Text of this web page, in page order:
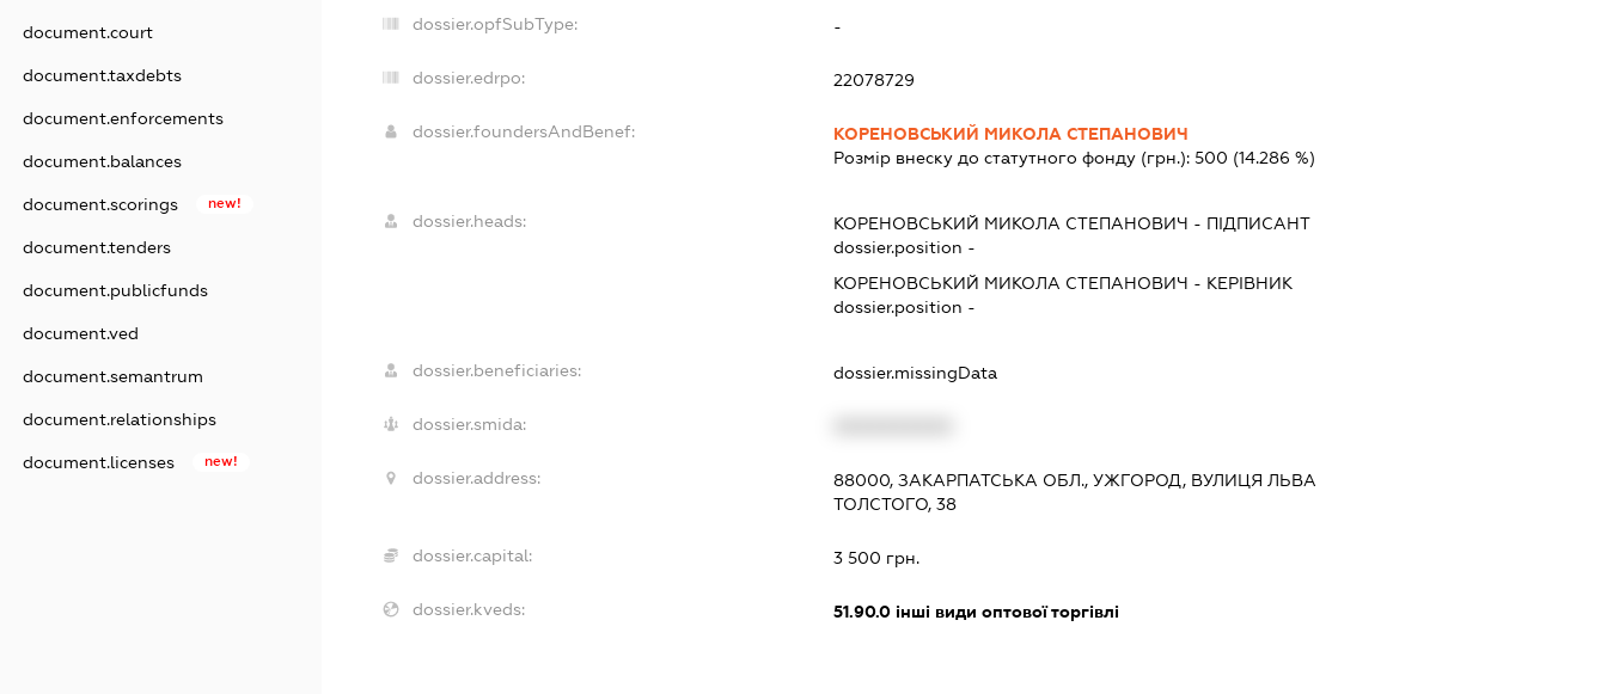
document.court
document.taxdebts
document.enforcements
document.balances
document.scorings new!
document.tenders
document.publicfunds
document.ved
document.semantrum
document.relationships
document.licenses new!
dossier.opfSubType: -
dossier.edrpo: 22078729
dossier.foundersAndBenef:
КОРЕНОВСЬКИЙ МИКОЛА СТЕПАНОВИЧ
Розмір внеску до статутного фонду (грн.):500 (14.286 %)
dossier.heads: КОРЕНОВСЬКИЙ МИКОЛА СТЕПАНОВИЧ - ПІДПИСАНТ
dossier.position -
КОРЕНОВСЬКИЙ МИКОЛА СТЕПАНОВИЧ - КЕРІВНИК
dossier.position -
dossier.beneficiaries: dossier.missingData
dossier.smida:
dossier.address:
88000, ЗАКАРПАТСЬКА ОБЛ., УЖГОРОД, ВУЛИЦЯ ЛЬВА
ТОЛСТОГО, 38
dossier.capital: 3 500 грн.
dossier.kveds: 51.90.0 інші види оптової торгівлі